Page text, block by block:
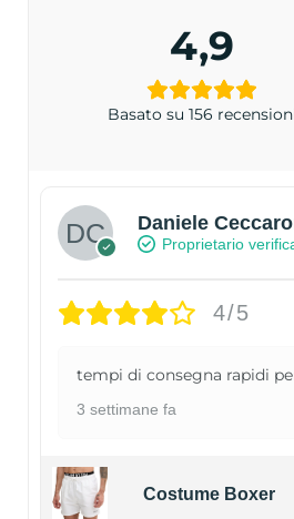
4,9
Basato su 156
Daniele
Proprietario
4/5
tempi di consegna rapidi
3 settimane fa
Costume Boxer